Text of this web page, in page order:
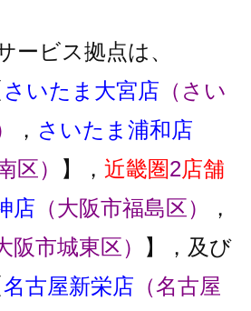
ービス拠点は、
さいたま大宮店 （さい
， さいたま浦和店
区）
】， 近畿圏2店舗
店 （大阪市福島区）
，
阪市城東区）
】，及び
名古屋新栄店 （名古屋